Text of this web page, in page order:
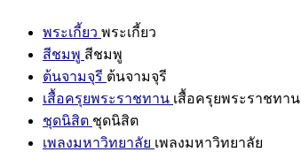
พระเกี้ยว พระเกี้ยว
สีชมพู สีชมพู
ต้นจามจุรี ต้นจามจุรี
เสื้อครุยพระราชทาน เสื้อครุยพระราชทาน
ชุดนิสิต ชุดนิสิต
เพลงมหาวิทยาลัย เพลงมหาวิทยาลัย